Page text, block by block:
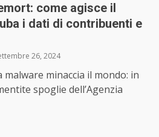
come agisce il
i dati di contribuenti e
26, 2024
minaccia il mondo: in
spoglie dell’Agenzia